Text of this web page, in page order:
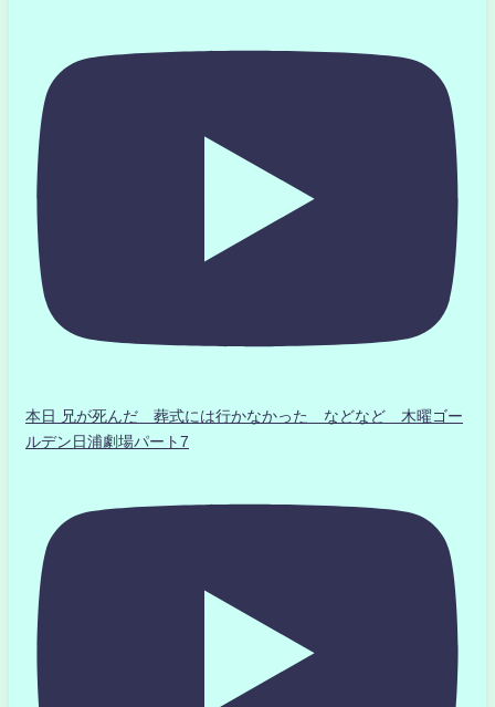
本日 兄が死んだ 葬式には行かなかった などなど 木曜ゴー
ルデン日浦劇場パート7